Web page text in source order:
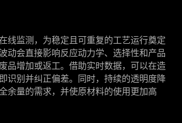
线监测，为稳定且可重复的工艺运行奠定
动会直接影响反应动力学、选择性和产品
品增加或返工。借助实时数据，可以在造
识别并纠正偏差。同时，持续的透明度降
余量的需求，并使原材料的使用更加高